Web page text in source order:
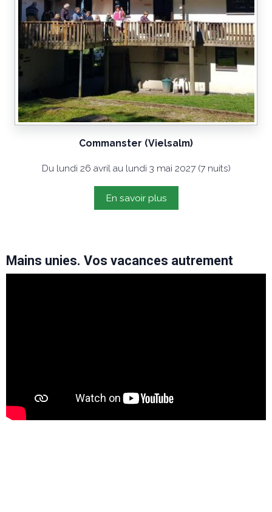
Commanster (Vielsalm)
Du lundi 26 avril au lundi 3 mai 2027 (7 nuits)
En savoir plus
Mains unies. Vos vacances autrement